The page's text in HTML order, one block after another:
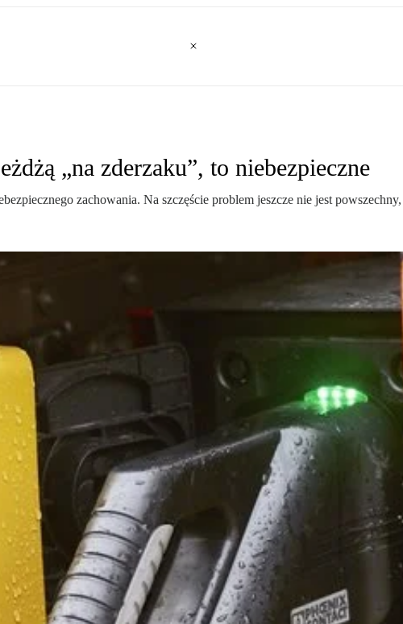
„na zderzaku”, to niebezpieczne
zachowania. Na szczęście problem jeszcze nie jest